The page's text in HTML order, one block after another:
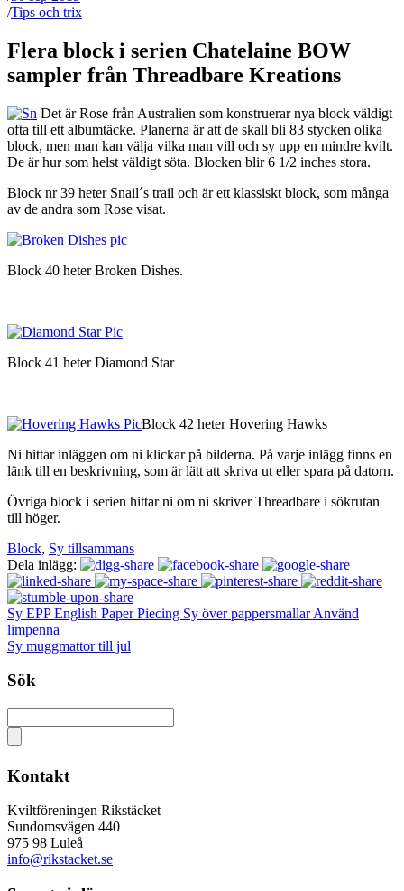
/Tips och trix
Flera block i serien Chatelaine BOW
sampler från Threadbare Kreations
Det är Rose från Australien som konstruerar nya block väldigt
ofta till ett albumtäcke. Planerna är att de skall bli 83 stycken olika
block, men man kan välja vilka man vill och sy upp en mindre kvilt.
De är hur som helst väldigt söta. Blocken blir 6 1/2 inches stora.
Block nr 39 heter Snail´s trail och är ett klassiskt block, som många
av de andra som Rose visat.
Block 40 heter Broken Dishes.
Block 41 heter Diamond Star
Block 42 heter Hovering Hawks
Ni hittar inläggen om ni klickar på bilderna. På varje inlägg finns en
länk till en beskrivning, som är lätt att skriva ut eller spara på datorn.
Övriga block i serien hittar ni om ni skriver Threadbare i sökrutan
till höger.
Block, Sy tillsammans
Dela inlägg:
Sy EPP English Paper Piecing Sy över pappersmallar Använd
limpenna
Sy muggmattor till jul
Sök
Kontakt
Kviltföreningen Rikstäcket
Sundomsvägen 440
975 98 Luleå
info@rikstacket.se